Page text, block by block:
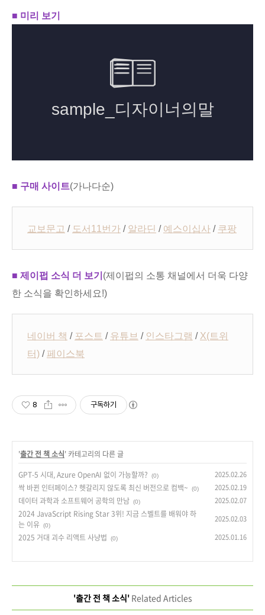
■ 미리 보기
■ 구매 사이트(가나다순)
교보문고 / 도서11번가 / 알라딘 / 예스이십사 / 쿠팡
■ 제이펍 소식 더 보기 (제이펍의 소통 채널에서 더욱 다양
한 소식을 확인하세요!)
네이버 책 / 포스트 / 유튜브 / 인스타그램 / X(트위
터) /페이스북
8 구독하기
'출간 전 책 소식' 카테고리의 다른 글
GPT-5 시대, Azure OpenAI 없이 가능할까?
(0) 2025.02.26
싹 바뀐 인터페이스? 헷갈리지 않도록 최신 버전으로 컴백~ (0) 2025.02.19
데이터 과학과 소프트웨어 공학의 만남 (0) 2025.02.07
2024 JavaScript Rising Star 3위! 지금 스벨트를 배워야 하
는 이유 (0)
2025.02.03
2025 거대 괴수 리액트 사냥법 (0) 2025.01.16
'출간 전 책 소식'Related Articles